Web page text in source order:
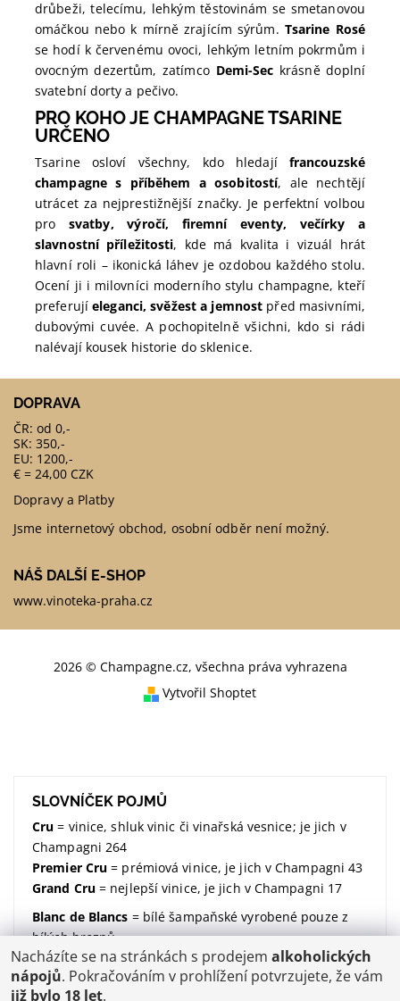
drůbeži, telecímu, lehkým těstovinám se smetanovou
omáčkou nebo k mírně zrajícím sýrům. Tsarine Rosé
se hodí k červenému ovoci, lehkým letním pokrmům i
ovocným dezertům, zatímco Demi-Sec krásně doplní
svatební dorty a pečivo.
PRO KOHO JE CHAMPAGNE TSARINE
URČENO
Tsarine osloví všechny, kdo hledají francouzské
champagne s příběhem a osobitostí, ale nechtějí
utrácet za nejprestižnější značky. Je perfektní volbou
pro svatby, výročí, firemní eventy, večírky a
slavnostní příležitosti, kde má kvalita i vizuál hrát
hlavní roli – ikonická láhev je ozdobou každého stolu.
Ocení ji i milovníci moderního stylu champagne, kteří
preferujíeleganci, svěžest a jemnost před masivními,
dubovými cuvée. A pochopitelně všichni, kdo si rádi
nalévají kousek historie do sklenice.
DOPRAVA
ČR: od 0,-
SK: 350,-
EU: 1200,-
€ = 24,00 CZK
Dopravy a Platby
Jsme internetový obchod, osobní odběr není možný.
NÁŠ DALŠÍ E-SHOP
www.vinoteka-praha.cz
2026 © Champagne.cz, všechna práva vyhrazena
Vytvořil Shoptet
SLOVNÍČEK POJMŮ
Cru = vinice, shluk vinic či vinařská vesnice; je jich v
Champagni 264
Premier Cru = prémiová vinice, je jich v Champagni 43
Grand Cru= nejlepší vinice, je jich v Champagni 17
Blanc de Blancs = bílé šampaňské vyrobené pouze z
bílých hroznů
Blanc de Noirs= bílé šampaňské vyrobené pouze z
modrých hroznů
Nacházíte se na stránkách s prodejem alkoholických
nápojů. Pokračováním v prohlížení potvrzujete, že vám
již bylo 18 let.